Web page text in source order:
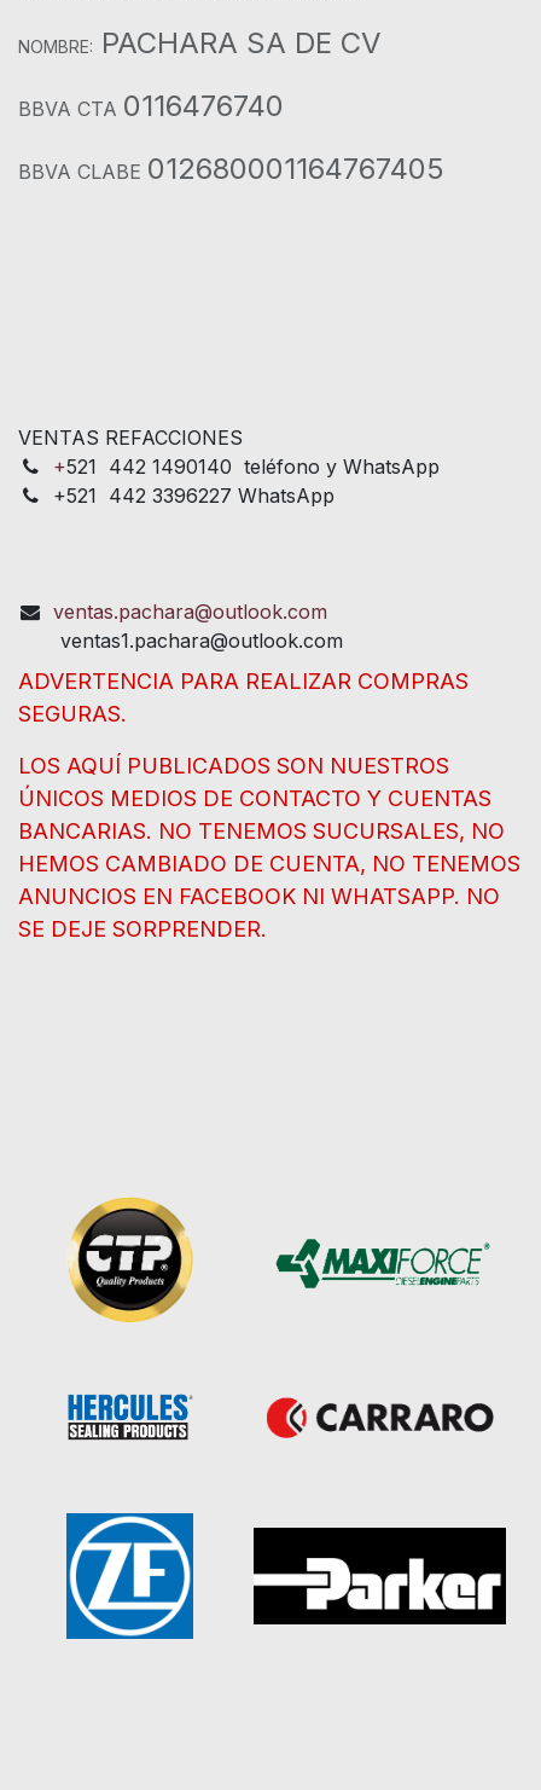
NOMBRE: PACHARA SA DE CV
BBVA CTA 0116476740
BBVA CLABE 012680001164767405
VENTAS REFACCIONES
+521 442 1490140 teléfono y WhatsApp
+521 442 3396227 WhatsApp
ventas.pachara@outlook.com
ventas1.pachara@outlook.com
ADVERTENCIA PARA REALIZAR COMPRAS
SEGURAS.
LOS AQUÍ PUBLICADOS SON NUESTROS
ÚNICOS MEDIOS DE CONTACTO Y CUENTAS
BANCARIAS. NO TENEMOS SUCURSALES, NO
HEMOS CAMBIADO DE CUENTA, NO TENEMOS
ANUNCIOS EN FACEBOOK NI WHATSAPP. NO
SE DEJE SORPRENDER.